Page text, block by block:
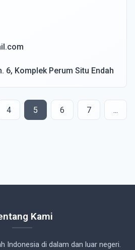
6, Komplek Perum Situ Endah
4 5 6 7 ...
Kami
Indonesia di dalam dan luar negeri.